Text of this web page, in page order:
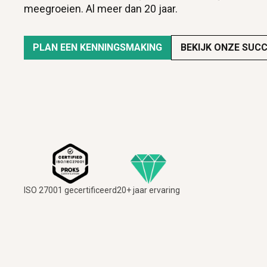
meegroeien. Al meer dan 20 jaar.
PLAN EEN KENNINGSMAKING BEKIJK ONZE
ISO 27001 gecertificeerd20+ jaar ervaring